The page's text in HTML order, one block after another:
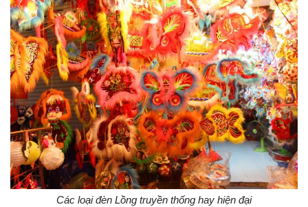
Các loại đèn Lồng truyền thống hay hiện đại